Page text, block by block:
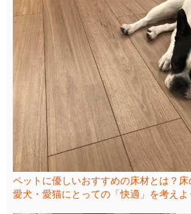
ペットに優しいおすすめの床材とは？
愛犬・愛猫にとっての「快適」を考えよ